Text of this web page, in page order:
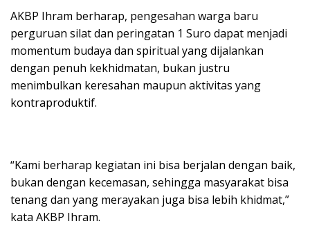
AKBP Ihram berharap, pengesahan warga baru
perguruan silat dan peringatan 1 Suro dapat menjadi
momentum budaya dan spiritual yang dijalankan
dengan penuh kekhidmatan, bukan justru
menimbulkan keresahan maupun aktivitas yang
kontraproduktif.
“Kami berharap kegiatan ini bisa berjalan dengan baik,
bukan dengan kecemasan, sehingga masyarakat bisa
tenang dan yang merayakan juga bisa lebih khidmat,”
kata AKBP Ihram.